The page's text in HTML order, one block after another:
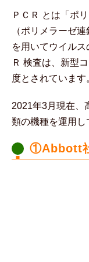
ＰＣＲ とは「ポ
（ポリメラーゼ
を用いてウイル
Ｒ 検査は、新型
度とされています
2021年3月現在、
類の機種を運用し
①Abbott